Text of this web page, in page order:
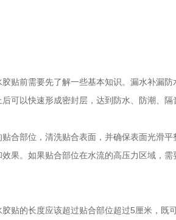
贴前需要先了解一些基本知识。漏水补漏
可以快速形成密封层，达到防水、防潮、隔
合部位，清洗贴合表面，并确保表面光滑
果。如果贴合部位在水流的高压力区域，
贴的长度应该超过贴合部位超过5厘米，既